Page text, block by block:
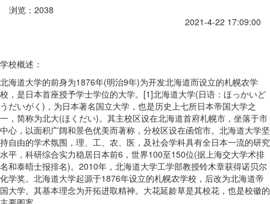
浏览：2038
2021-4-22 17:09:00
学校概述：
北海道大学的前身为1876年(明治9年)为开发北海道而设立的札幌农学
校，是日本首座授予学士学位的大学。[1]北海道大学(日语：ほっかいど
うだいがく)，为日本著名国立大学，也是历史上七所日本帝国大学之
一，简称为北大(ほくだい)。其主校区设在北海道首府札幌市，坐落于市
中心，以面积广阔和景色优美而著称，分校区设在函馆市。北海道大学坚
持自由的学术氛围，理、工、农、医，及社会学科具有全日本一流的研究
水平，科研综合实力稳居日本前6，世界100至150位(据上海交大学术排
名和泰晤士报排名)。2010年，北海道大学工学部教授铃木章获得诺贝尔
化学奖。北海道大学起源于1876年设立的札幌农学校，后改为北海道帝
国大学。其基本理念为开拓进取精神。大花延龄草是其校花，也是校徽的